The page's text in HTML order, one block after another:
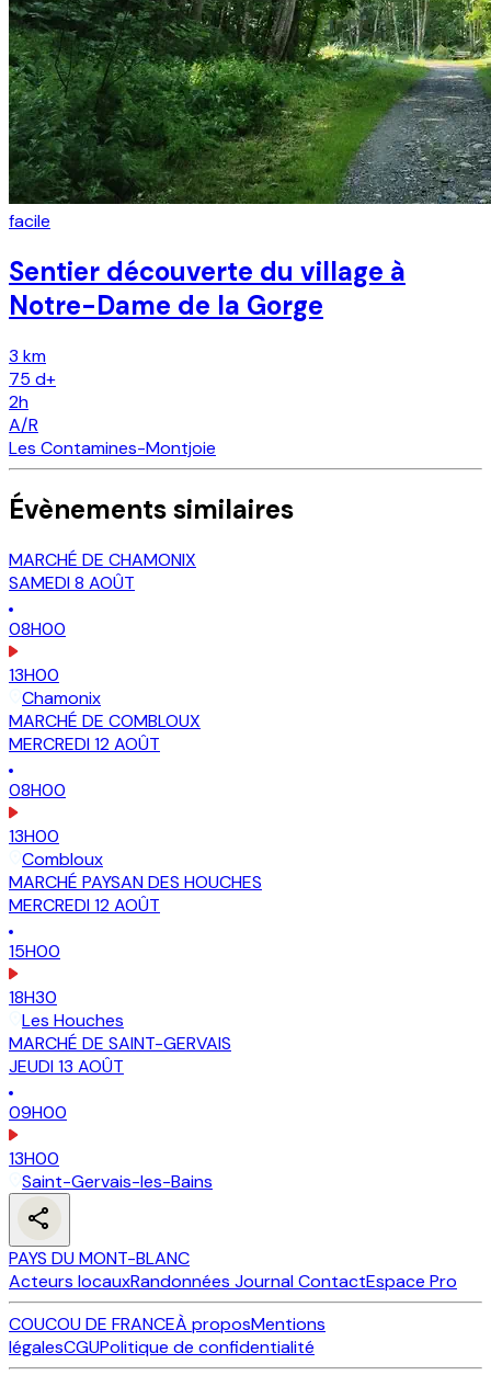
facile
Sentier découverte du village à
Notre-Dame de la Gorge
3 km
75 d+
2h
A/R
Les Contamines-Montjoie
Évènements similaires
MARCHÉ DE CHAMONIX
SAMEDI8 AOÛT
08H00
13H00
Chamonix
MARCHÉ DE COMBLOUX
MERCREDI12AOÛT
08H00
13H00
Combloux
MARCHÉ PAYSAN DES HOUCHES
MERCREDI12AOÛT
15H00
18H30
Les Houches
MARCHÉ DE SAINT-GERVAIS
JEUDI13 AOÛT
09H00
13H00
Saint-Gervais-les-Bains
PAYS DU MONT-BLANC
Acteurs locauxRandonnées JournalContactEspace Pro
COUCOU DE FRANCEÀ proposMentions
légalesCGUPolitique de confidentialité